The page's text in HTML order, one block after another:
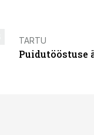
TARTU
Puidutööstuse